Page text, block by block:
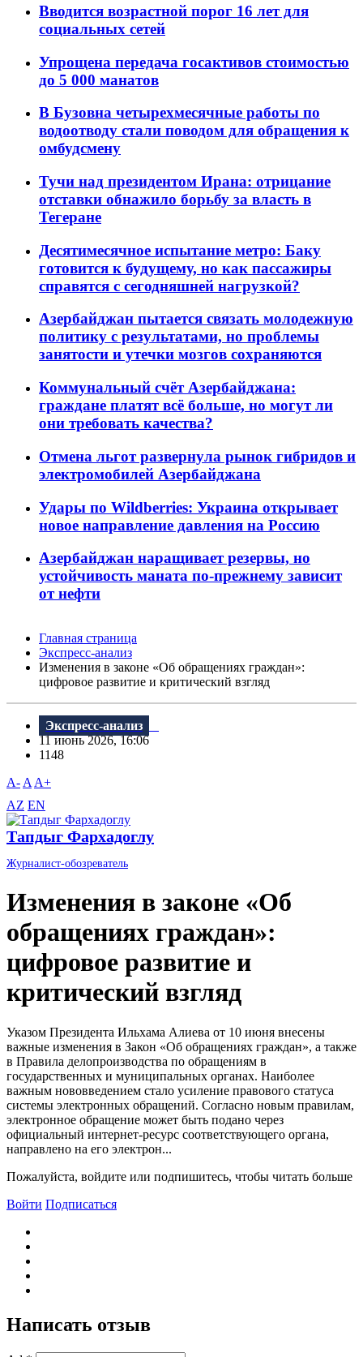
Вводится возрастной порог 16 лет для
социальных сетей
Упрощена передача госактивов стоимостью
до 5 000 манатов
В Бузовна четырехмесячные работы по
водоотводу стали поводом для обращения к
омбудсмену
Тучи над президентом Ирана: отрицание
отставки обнажило борьбу за власть в
Тегеране
Десятимесячное испытание метро: Баку
готовится к будущему, но как пассажиры
справятся с сегодняшней нагрузкой?
Азербайджан пытается связать молодежную
политику с результатами, но проблемы
занятости и утечки мозгов сохраняются
Коммунальный счёт Азербайджана:
граждане платят всё больше, но могут ли
они требовать качества?
Отмена льгот развернула рынок гибридов и
электромобилей Азербайджана
Удары по Wildberries: Украина открывает
новое направление давления на Россию
Азербайджан наращивает резервы, но
устойчивость маната по-прежнему зависит
от нефти
Главная страница
Экспресс-анализ
Изменения в законе «Об обращениях граждан»:
цифровое развитие и критический взгляд
Экспресс-анализ
11 июнь 2026, 16:06
1148
A- A A+
AZ EN
Тапдыг Фархадоглу
Журналист-обозреватель
Изменения в законе «Об
обращениях граждан»:
цифровое развитие и
критический взгляд
Указом Президента Ильхама Алиева от 10 июня внесены
важные изменения в Закон «Об обращениях граждан», а также
в Правила делопроизводства по обращениям в
государственных и муниципальных органах. Наиболее
важным нововведением стало усиление правового статуса
системы электронных обращений. Согласно новым правилам,
электронное обращение может быть подано через
официальный интернет-ресурс соответствующего органа,
направлено на его электрон...
Пожалуйста, войдите или подпишитесь, чтобы читать больше
Войти Подписаться
Написать отзыв